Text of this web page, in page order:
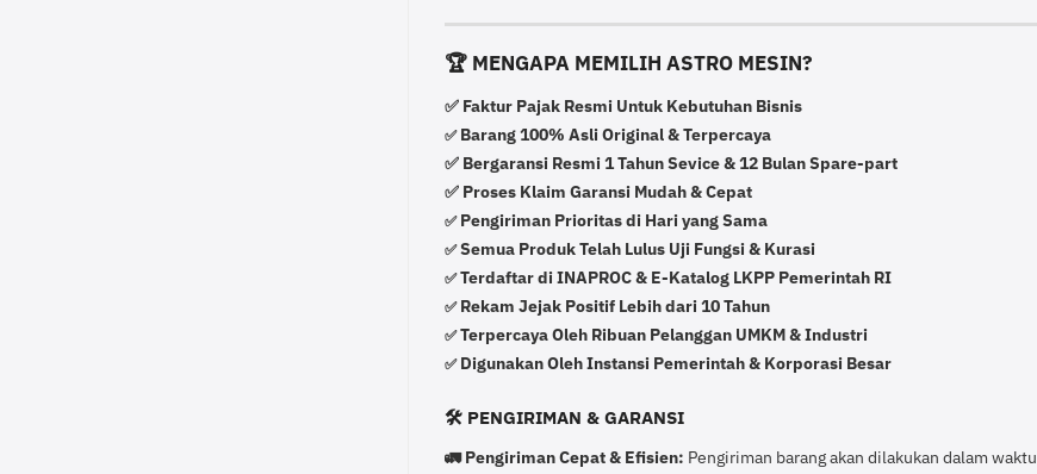
🏆 MENGAPA MEMILIH ASTRO MESIN?
✅ Faktur Pajak Resmi Untuk Kebutuhan Bisnis
✅Barang 100% Asli Original & Terpercaya
✅ Bergaransi Resmi 1 Tahun Sevice & 12 Bulan Spare-part
✅ Proses Klaim Garansi Mudah & Cepat
✅Pengiriman Prioritas di Hari yang Sama
✅Semua Produk Telah Lulus Uji Fungsi & Kurasi
✅Terdaftar di INAPROC & E-Katalog LKPP Pemerintah RI
✅Rekam Jejak Positif Lebih dari 10 Tahun
✅Terpercaya Oleh Ribuan Pelanggan UMKM & Industri
✅Digunakan Oleh Instansi Pemerintah & Korporasi Besar
🛠️ PENGIRIMAN & GARANSI
🚛 Pengiriman Cepat & Efisien: Pengiriman barang akan dilakukan dalam waktu